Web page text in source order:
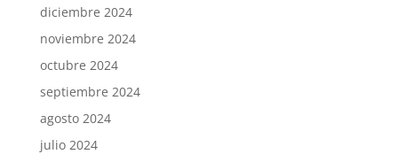
diciembre 2024
noviembre 2024
octubre 2024
septiembre 2024
agosto 2024
julio 2024